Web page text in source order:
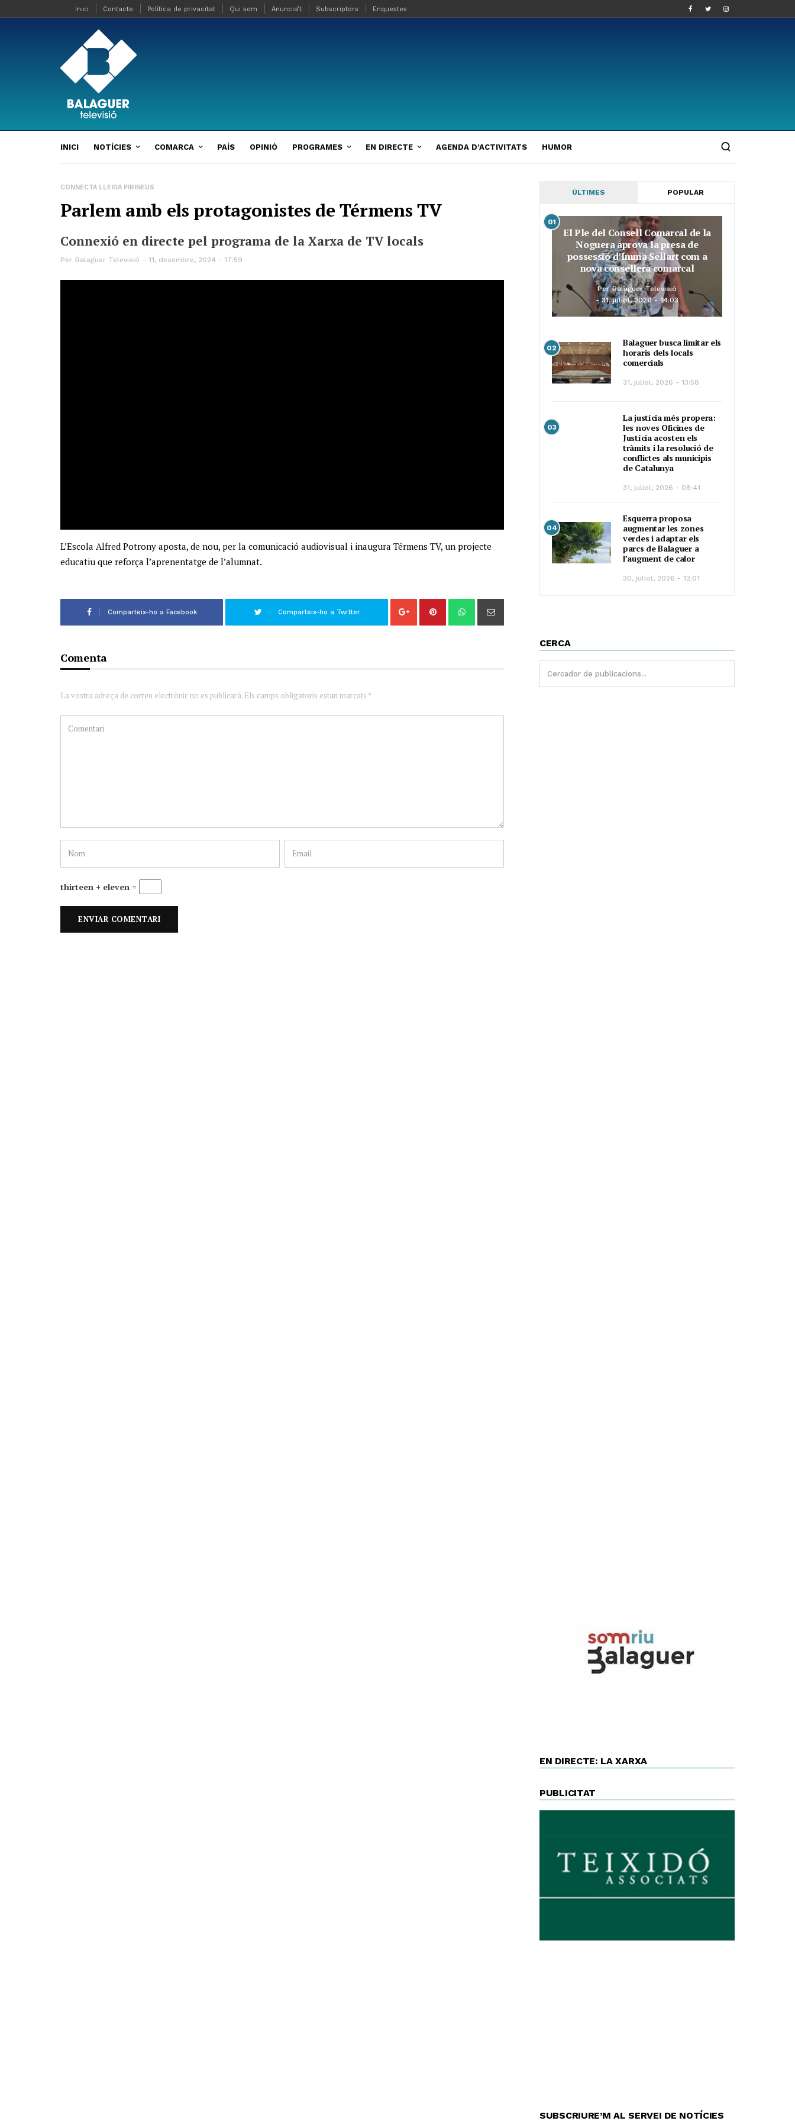
Inici Contacte Política de privacitat Qui som Anuncia’t Subscriptors Enquestes
INICI NOTÍCIES COMARCA PAÍS OPINIÓ PROGRAMES EN DIRECTE AGENDA D’ACTIVITATS HUMOR
CONNECTA LLEIDA PIRINEUS
Parlem amb els protagonistes de Térmens TV
Connexió en directe pel programa de la Xarxa de TV locals
Per Balaguer Televisió 11, desembre, 2024 - 17:59
L’Escola Alfred Potrony aposta, de nou, per la comunicació audiovisual i inaugura Térmens TV, un projecte
educatiu que reforça l’aprenentatge de l’alumnat.
Comparteix-ho a Facebook Comparteix-ho a Twitter
Comenta
La vostra adreça de correu electrònic no es publicarà. Els camps obligatoris estan marcats *
thirteen + eleven =
ÚLTIMES POPULAR
01
El Ple del Consell Comarcal de la
Noguera aprova la presa de
possessió d’Imma Sellart com a
nova consellera comarcal
Per Balaguer Televisió
31, juliol, 2026 - 14:03
02
Balaguer busca limitar els
horaris dels locals
comercials
31, juliol, 2026 - 13:58
03
La justícia més propera:
les noves Oficines de
Justícia acosten els
tràmits i la resolució de
conflictes als municipis
de Catalunya
31, juliol, 2026 - 08:41
04
Esquerra proposa
augmentar les zones
verdes i adaptar els
parcs de Balaguer a
l’augment de calor
30, juliol, 2026 - 12:01
CERCA
EN DIRECTE: LA XARXA
PUBLICITAT
SUBSCRIURE’M AL SERVEI DE NOTÍCIES